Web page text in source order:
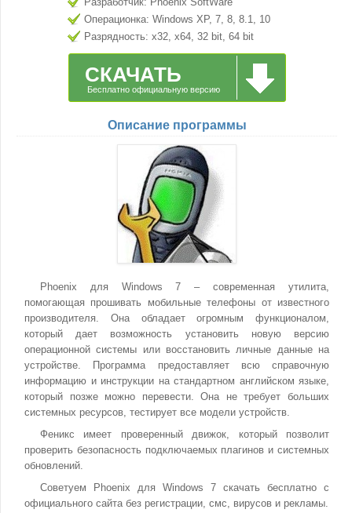
Операционка: Windows XP, 7, 8, 8.1, 10
Разрядность: x32, x64, 32 bit, 64 bit
СКАЧАТЬ
Бесплатно официальную версию
Описание программы
Phoenix для Windows 7 – современная утилита,
помогающая прошивать мобильные телефоны от известного
производителя. Она обладает огромным функционалом,
который дает возможность установить новую версию
операционной системы или восстановить личные данные на
устройстве. Программа предоставляет всю справочную
информацию и инструкции на стандартном английском языке,
который позже можно перевести. Она не требует больших
системных ресурсов, тестирует все модели устройств.
Феникс имеет проверенный движок, который позволит
проверить безопасность подключаемых плагинов и системных
обновлений.
Советуем Phoenix для Windows 7 скачать бесплатно с
официального сайта без регистрации, смс, вирусов и рекламы.